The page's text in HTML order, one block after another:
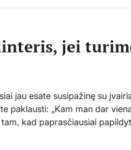
jei
jau esate susipažinę su
paklausti: „Kam man dar
kad paprasčiausiai